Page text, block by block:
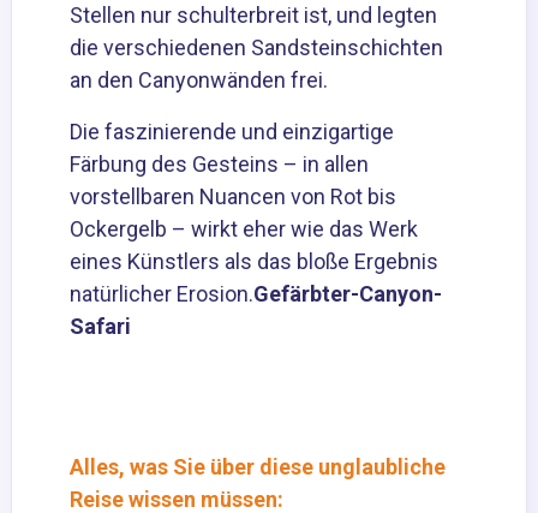
Stellen nur schulterbreit ist, und legten
die verschiedenen Sandsteinschichten
an den Canyonwänden frei.
Die faszinierende und einzigartige
Färbung des Gesteins – in allen
vorstellbaren Nuancen von Rot bis
Ockergelb – wirkt eher wie das Werk
eines Künstlers als das bloße Ergebnis
natürlicher Erosion.Gefärbter-Canyon-
Safari
Alles, was Sie über diese unglaubliche
Reise wissen müssen: